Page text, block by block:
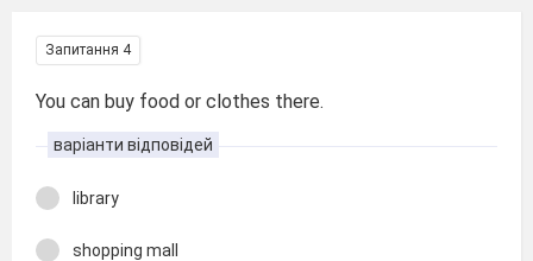
Запитання 4
You can buy food or clothes there.
варіанти відповідей
library
shopping mall